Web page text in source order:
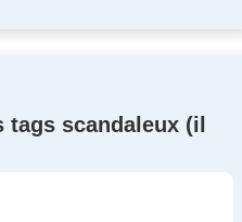
tags scandaleux (il